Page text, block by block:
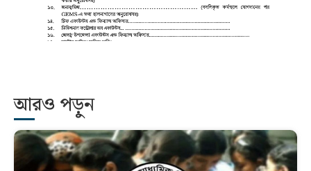
আরও পড়ুন